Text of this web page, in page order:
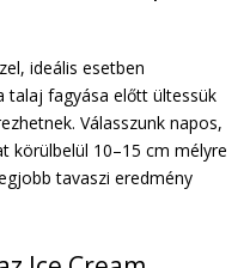
ideális esetben
talaj fagyása előtt ültessük
Válasszunk napos,
körülbelül 10–15 cm mélyre
tavaszi eredmény